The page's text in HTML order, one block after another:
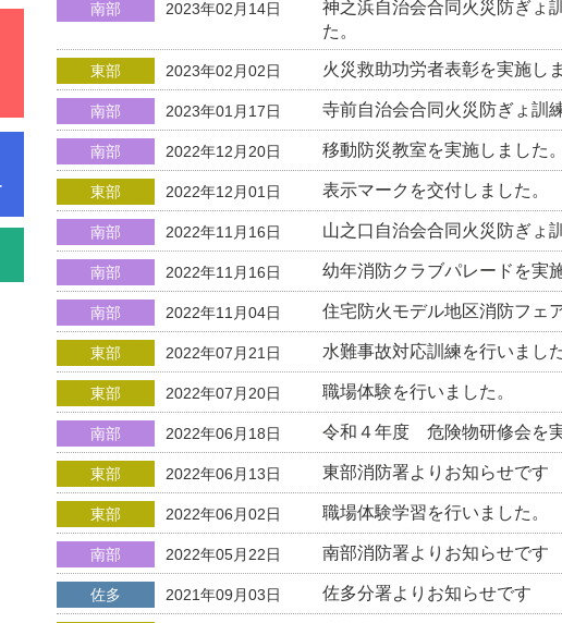
南部 2023年02月14日
神之浜自治会合同火災防ぎょ
た。
東部 2023年02月02日 火災救助功労者表彰を実施し
南部 2023年01月17日 寺前自治会合同火災防ぎょ訓
南部 2022年12月20日 移動防災教室を実施しました。
東部 2022年12月01日 表示マークを交付しました。
南部 2022年11月16日 山之口自治会合同火災防ぎょ
南部 2022年11月16日 幼年消防クラブパレードを実
南部 2022年11月04日 住宅防火モデル地区消防フェ
東部 2022年07月21日 水難事故対応訓練を行いました
東部 2022年07月20日 職場体験を行いました。
南部 2022年06月18日 令和４年度 危険物研修会を実
東部 2022年06月13日 東部消防署よりお知らせです
東部 2022年06月02日 職場体験学習を行いました。
南部 2022年05月22日 南部消防署よりお知らせです
佐多 2021年09月03日 佐多分署よりお知らせです